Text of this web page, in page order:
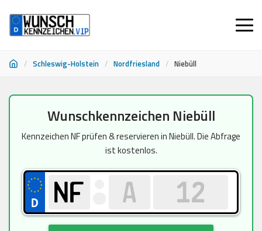
/ Schleswig-Holstein / Nordfriesland / Niebüll
springen
Wunschkennzeichen Niebüll
Kennzeichen NF prüfen & reservieren in Niebüll. Die Abfrage
ist kostenlos.